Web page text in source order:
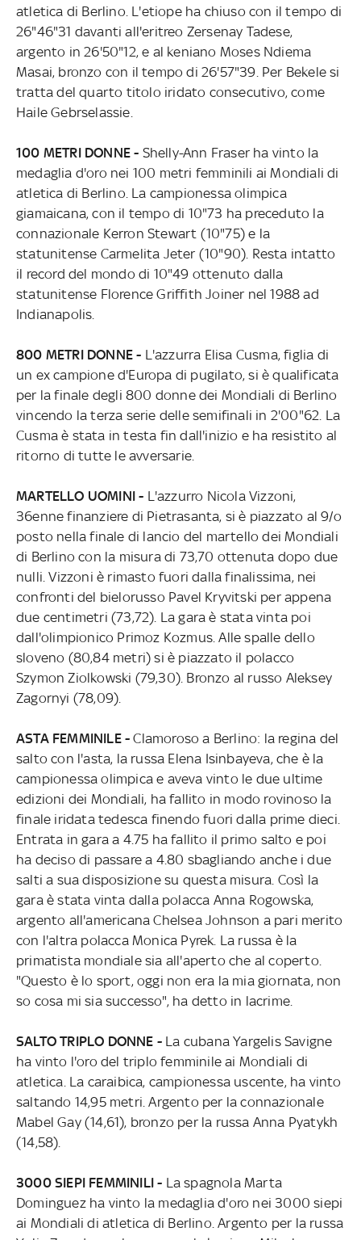
atletica di Berlino. L'etiope ha chiuso con il tempo di
26"46"31 davanti all'eritreo Zersenay Tadese,
argento in 26'50"12, e al keniano Moses Ndiema
Masai, bronzo con il tempo di 26'57"39. Per Bekele si
tratta del quarto titolo iridato consecutivo, come
Haile Gebrselassie.
100 METRI DONNE - Shelly-Ann Fraser ha vinto la
medaglia d'oro nei 100 metri femminili ai Mondiali di
atletica di Berlino. La campionessa olimpica
giamaicana, con il tempo di 10"73 ha preceduto la
connazionale Kerron Stewart (10"75) e la
statunitense Carmelita Jeter (10"90). Resta intatto
il record del mondo di 10"49 ottenuto dalla
statunitense Florence Griffith Joiner nel 1988 ad
Indianapolis.
800 METRI DONNE - L'azzurra Elisa Cusma, figlia di
un ex campione d'Europa di pugilato, si è qualificata
per la finale degli 800 donne dei Mondiali di Berlino
vincendo la terza serie delle semifinali in 2'00"62. La
Cusma è stata in testa fin dall'inizio e ha resistito al
ritorno di tutte le avversarie.
MARTELLO UOMINI - L'azzurro Nicola Vizzoni,
36enne finanziere di Pietrasanta, si è piazzato al 9/o
posto nella finale di lancio del martello dei Mondiali
di Berlino con la misura di 73,70 ottenuta dopo due
nulli. Vizzoni è rimasto fuori dalla finalissima, nei
confronti del bielorusso Pavel Kryvitski per appena
due centimetri (73,72). La gara è stata vinta poi
dall'olimpionico Primoz Kozmus. Alle spalle dello
sloveno (80,84 metri) si è piazzato il polacco
Szymon Ziolkowski (79,30). Bronzo al russo Aleksey
Zagornyi (78,09).
ASTA FEMMINILE - Clamoroso a Berlino: la regina del
salto con l'asta, la russa Elena Isinbayeva, che è la
campionessa olimpica e aveva vinto le due ultime
edizioni dei Mondiali, ha fallito in modo rovinoso la
finale iridata tedesca finendo fuori dalla prime dieci.
Entrata in gara a 4.75 ha fallito il primo salto e poi
ha deciso di passare a 4.80 sbagliando anche i due
salti a sua disposizione su questa misura. Così la
gara è stata vinta dalla polacca Anna Rogowska,
argento all'americana Chelsea Johnson a pari merito
con l'altra polacca Monica Pyrek. La russa è la
primatista mondiale sia all'aperto che al coperto.
"Questo è lo sport, oggi non era la mia giornata, non
so cosa mi sia successo", ha detto in lacrime.
SALTO TRIPLO DONNE -La cubana Yargelis Savigne
ha vinto l'oro del triplo femminile ai Mondiali di
atletica. La caraibica, campionessa uscente, ha vinto
saltando 14,95 metri. Argento per la connazionale
Mabel Gay (14,61), bronzo per la russa Anna Pyatykh
(14,58).
3000 SIEPI FEMMINILI - La spagnola Marta
Dominguez ha vinto la medaglia d'oro nei 3000 siepi
ai Mondiali di atletica di Berlino. Argento per la russa